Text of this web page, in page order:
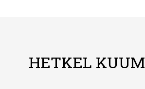
HETKEL KUUM